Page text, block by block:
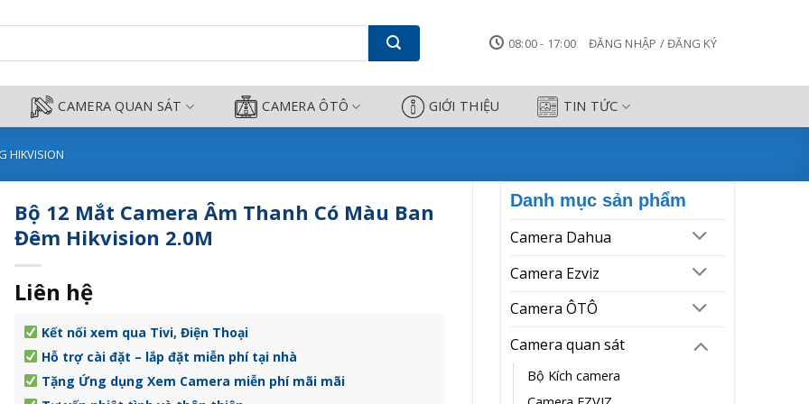
Ban Đêm Hikvision 2.0M - Camera Công Thành
08:00 - 17:00 ĐĂNG NHẬP / ĐĂNG KÝ
CAMERA QUAN SÁT CAMERA ÔTÔ GIỚI THIỆU TIN TỨC
HIKVISION
Danh mục sản phẩm
Camera Dahua
Camera Ezviz
Camera ÔTÔ
Camera quan sát
Bộ Kích camera
Bộ 12 Mắt Camera Âm Thanh Có Màu Ban
Đêm Hikvision 2.0M
Liên hệ
Kết nối xem qua Tivi, Điện Thoại
Hỗ trợ cài đặt – lắp đặt miễn phí tại nhà
Tặng Ứng dụng Xem Camera miễn phí mãi mãi